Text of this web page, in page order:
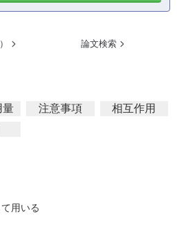
論文検索
量 注意事項
相互作用
用いる